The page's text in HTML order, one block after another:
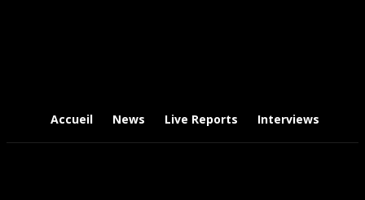
Accueil News Live Reports Interviews